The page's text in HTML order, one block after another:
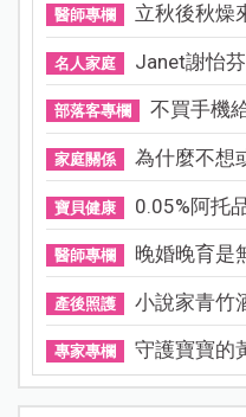
醫師專欄 立秋後秋燥
名人家庭 Janet謝怡
部落客專欄 不買手機
家庭關係 為什麼不想
寶貝健康 0.05%阿托
醫師專欄 晚婚晚育是
產後照護 小說家青竹
專家專欄 守護寶寶的